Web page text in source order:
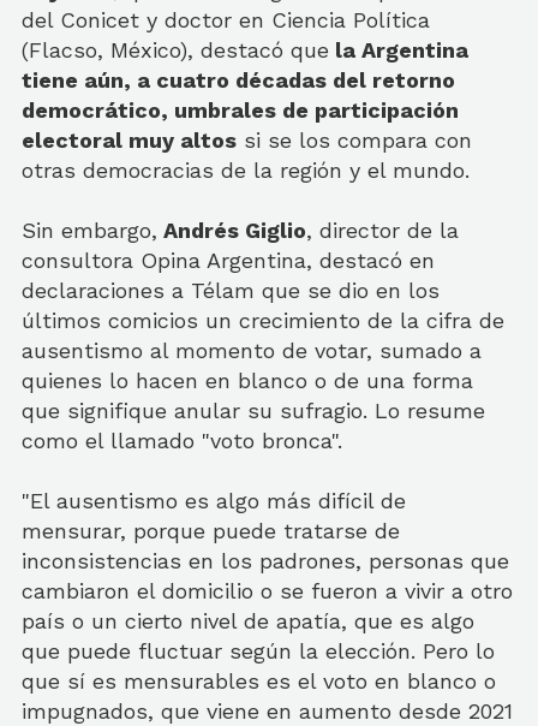
del Conicet y doctor en Ciencia Política
(Flacso, México), destacó que la Argentina
tiene aún, a cuatro décadas del retorno
democrático, umbrales de participación
electoral muy altos si se los compara con
otras democracias de la región y el mundo.
Sin embargo, Andrés Giglio, director de la
consultora Opina Argentina, destacó en
declaraciones a Télam que se dio en los
últimos comicios un crecimiento de la cifra de
ausentismo al momento de votar, sumado a
quienes lo hacen en blanco o de una forma
que signifique anular su sufragio. Lo resume
como el llamado "voto bronca".
"El ausentismo es algo más difícil de
mensurar, porque puede tratarse de
inconsistencias en los padrones, personas que
cambiaron el domicilio o se fueron a vivir a otro
país o un cierto nivel de apatía, que es algo
que puede fluctuar según la elección. Pero lo
que sí es mensurables es el voto en blanco o
impugnados, que viene en aumento desde 2021